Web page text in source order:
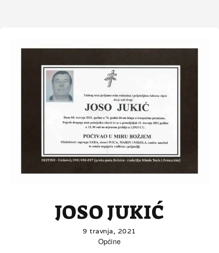
JOSO JUKIĆ
9 travnja, 2021
Općine